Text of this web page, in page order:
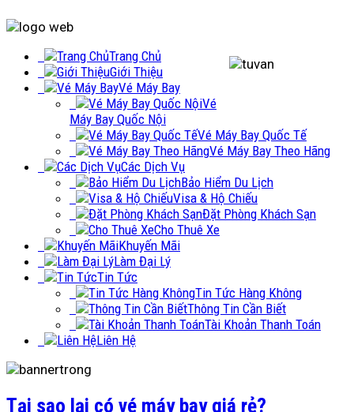
Trang Chủ
Giới Thiệu
Vé Máy Bay
Vé
Máy Bay Quốc Nội
Vé Máy Bay Quốc Tế
Vé Máy Bay Theo Hãng
Các Dịch Vụ
Bảo Hiểm Du Lịch
Visa & Hộ Chiếu
Đặt Phòng Khách Sạn
Cho Thuê Xe
Khuyến Mãi
Làm Đại Lý
Tin Tức
Tin Tức Hàng Không
Thông Tin Cần Biết
Tài Khoản Thanh Toán
Liên Hệ
Tại sao lại có vé máy bay giá rẻ?